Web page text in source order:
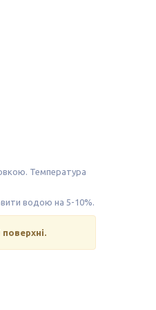
Температура
водою на 5-10%.